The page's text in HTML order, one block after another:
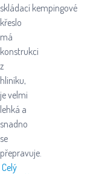
skládací kempingové
křeslo
má
konstrukci
z
hliníku,
je velmi
lehká a
snadno
se
přepravuje.
Celý